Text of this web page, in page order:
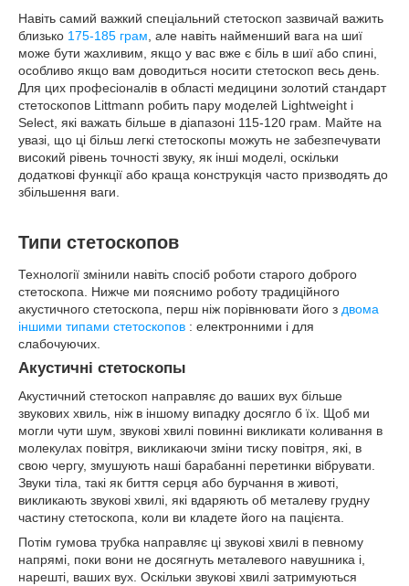
Навіть самий важкий спеціальний стетоскоп зазвичай важить
близько 175-185 грам , але навіть найменший вага на шиї
може бути жахливим, якщо у вас вже є біль в шиї або спині,
особливо якщо вам доводиться носити стетоскоп весь день.
Для цих професіоналів в області медицини золотий стандарт
стетоскопов Littmann робить пару моделей Lightweight і
Select, які важать більше в діапазоні 115-120 грам. Майте на
увазі, що ці більш легкі стетоскопы можуть не забезпечувати
високий рівень точності звуку, як інші моделі, оскільки
додаткові функції або краща конструкція часто призводять до
збільшення ваги.
Типи стетоскопов
Технології змінили навіть спосіб роботи старого доброго
стетоскопа. Нижче ми пояснимо роботу традиційного
акустичного стетоскопа, перш ніж порівнювати його з двома
іншими типами стетоскопов : електронними і для
слабочуючих.
Акустичні стетоскопы
Акустичний стетоскоп направляє до ваших вух більше
звукових хвиль, ніж в іншому випадку досягло б їх. Щоб ми
могли чути шум, звукові хвилі повинні викликати коливання в
молекулах повітря, викликаючи зміни тиску повітря, які, в
свою чергу, змушують наші барабанні перетинки вібрувати.
Звуки тіла, такі як биття серця або бурчання в животі,
викликають звукові хвилі, які вдаряють об металеву грудну
частину стетоскопа, коли ви кладете його на пацієнта.
Потім гумова трубка направляє ці звукові хвилі в певному
напрямі, поки вони не досягнуть металевого навушника і,
нарешті, ваших вух. Оскільки звукові хвилі затримуються